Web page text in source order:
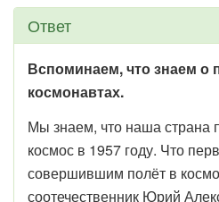
Ответ
Вспоминаем, что знаем о
космонавтах.
Мы знаем, что наша страна
космос в 1957 году. Что
совершившим полёт в
соотечественник Юрий